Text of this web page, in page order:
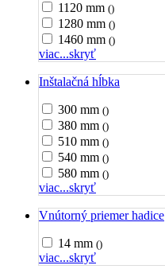
1120 mm ()
1280 mm ()
1460 mm ()
viac...skryť
Inštalačná hĺbka
300 mm ()
380 mm ()
510 mm ()
540 mm ()
580 mm ()
viac...skryť
Vnútorný priemer hadice
14 mm ()
viac...skryť